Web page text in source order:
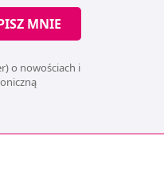
MNIE
o nowościach i